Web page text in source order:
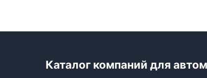
Каталог компаний для